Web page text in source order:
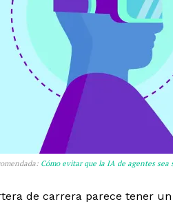
Cómo evitar que la IA de agentes sea
de carrera parece tener